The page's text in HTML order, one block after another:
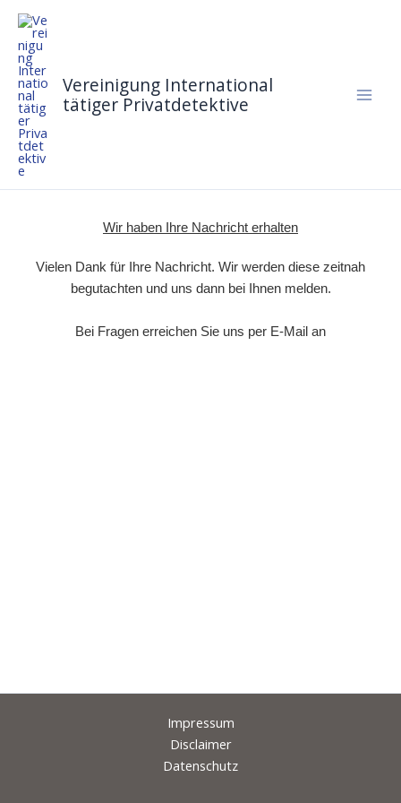
Zum
Inhalt
springen
Vereinigung International
tätiger Privatdetektive
Wir haben Ihre Nachricht erhalten
Vielen Dank für Ihre Nachricht. Wir werden diese zeitnah
begutachten und uns dann bei Ihnen melden.
Bei Fragen erreichen Sie uns per E-Mail an
Impressum
Disclaimer
Datenschutz